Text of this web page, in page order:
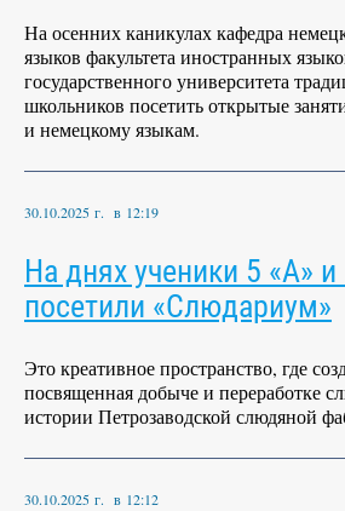
На осенних каникулах кафедра
языков факультета иностранных
государственного университета
школьников посетить открытые
и немецкому языкам.
30.10.2025 г. в 12:19
На днях ученики 5 «А» и
посетили «Слюдариум»
Это креативное пространство, где
посвященная добыче и переработке
истории Петрозаводской слюдяной
30.10.2025 г. в 12:12